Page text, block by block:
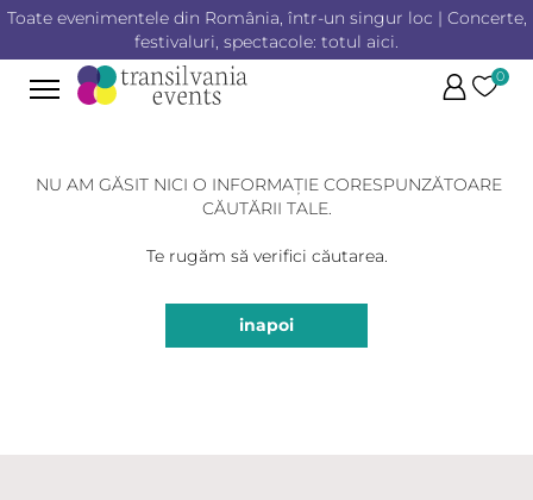
Toate evenimentele din România, într-un singur loc | Concerte,
festivaluri, spectacole: totul aici.
0
NU AM GĂSIT NICI O INFORMAȚIE CORESPUNZĂTOARE
CĂUTĂRII TALE.
Te rugăm să verifici căutarea.
inapoi